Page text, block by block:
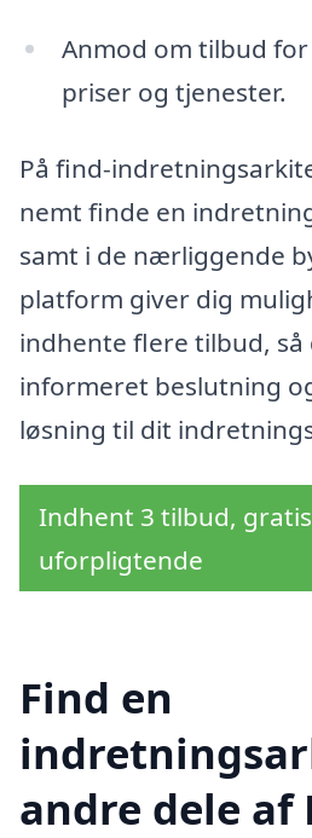
Anmod om tilbud
priser og tjenester.
På find-
nemt finde en
samt i de nærliggende
platform giver dig
indhente flere tilbud,
informeret beslutning
løsning til dit
Indhent 3 tilbud,
uforpligtende
Find en
andre dele af